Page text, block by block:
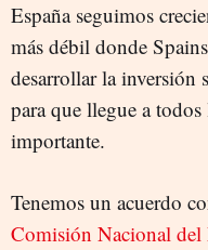
España seguimos
más débil donde
desarrollar la inversión
para que llegue a
importante.
Tenemos un acuerdo
Comisión Nacional del